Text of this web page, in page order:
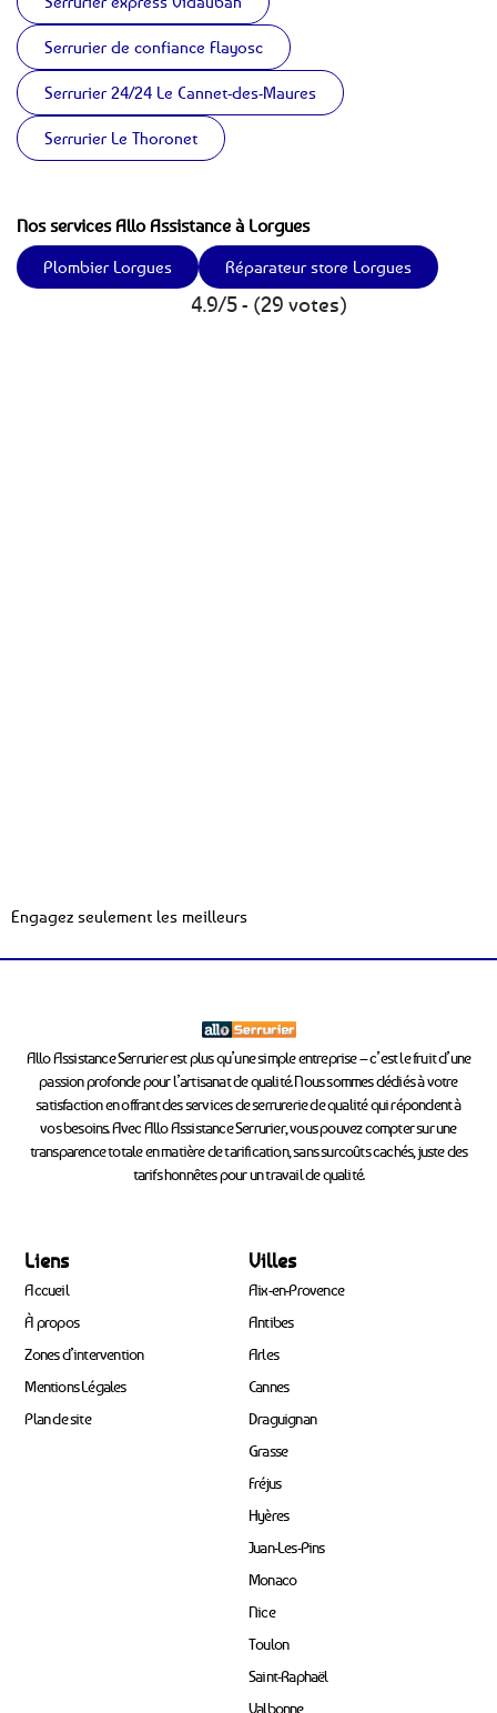
Serrurier de confiance Flayosc
Serrurier 24/24 Le Cannet-des-Maures
Serrurier Le Thoronet
Nos services Allo Assistance à Lorgues
Plombier Lorgues Réparateur store Lorgues
4.9/5 - (29 votes)
Engagez seulement les meilleurs
Allo Assistance Serrurier est plus qu’une simple entreprise – c’est le fruit d’une
passion profonde pour l’artisanat de qualité. Nous sommes dédiés à votre
satisfaction en offrant des services de serrurerie de qualité qui répondent à
vos besoins. Avec Allo Assistance Serrurier, vous pouvez compter sur une
transparence totale en matière de tarification, sans surcoûts cachés, juste des
tarifs honnêtes pour un travail de qualité.
Liens
Accueil
À propos
Zones d’intervention
Mentions Légales
Plan de site
Villes
Aix-en-Provence
Antibes
Arles
Cannes
Draguignan
Grasse
Fréjus
Hyères
Juan-Les-Pins
Monaco
Nice
Toulon
Saint-Raphaël
Valbonne